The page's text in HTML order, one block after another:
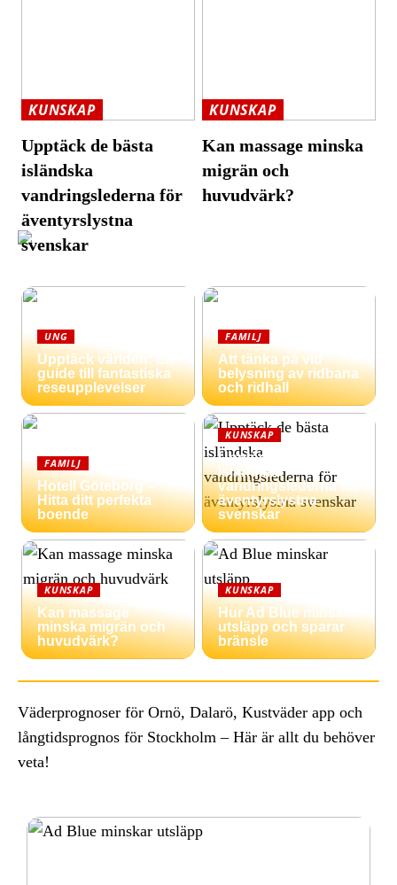
KUNSKAP
Upptäck de bästa
isländska
vandringslederna för
äventyrslystna
svenskar
KUNSKAP
Kan massage minska
migrän och
huvudvärk?
UNG
Upptäck världen: En
guide till fantastiska
reseupplevelser
FAMILJ
Att tänka på vid
belysning av ridbana
och ridhall
FAMILJ
Hotell Göteborg –
Hitta ditt perfekta
boende
KUNSKAP
Upptäck de bästa
isländska
vandringslederna för
äventyrslystna
svenskar
KUNSKAP
Kan massage
minska migrän och
huvudvärk?
KUNSKAP
Hur Ad Blue minskar
utsläpp och sparar
bränsle
Väderprognoser för Ornö, Dalarö, Kustväder app och
långtidsprognos för Stockholm – Här är allt du behöver
veta!